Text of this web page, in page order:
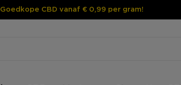
Goedkope CBD vanaf € 0,99 per gram!